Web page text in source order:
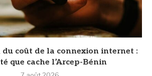
coût de la connexion internet :
que cache l’Arcep-Bénin